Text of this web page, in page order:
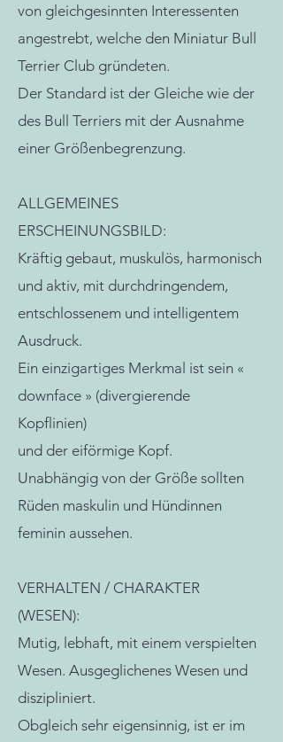
von gleichgesinnten Interessenten
angestrebt, welche den Miniatur Bull
Terrier Club gründeten.
Der Standard ist der Gleiche wie der
des Bull Terriers mit der Ausnahme
einer Größenbegrenzung.
ALLGEMEINES
ERSCHEINUNGSBILD:
Kräftig gebaut, muskulös, harmonisch
und aktiv, mit durchdringendem,
entschlossenem und intelligentem
Ausdruck.
Ein einzigartiges Merkmal ist sein «
downface » (divergierende
Kopflinien)
und der eiförmige Kopf.
Unabhängig von der Größe sollten
Rüden maskulin und Hündinnen
feminin aussehen.
VERHALTEN / CHARAKTER
(WESEN):
Mutig, lebhaft, mit einem verspielten
Wesen. Ausgeglichenes Wesen und
diszipliniert.
Obgleich sehr eigensinnig, ist er im